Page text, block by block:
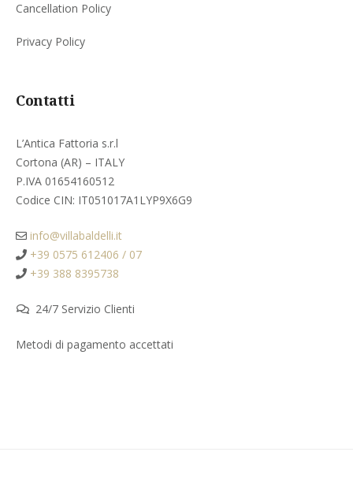
Cancellation Policy
Privacy Policy
Contatti
L’Antica Fattoria s.r.l
Cortona (AR) – ITALY
P.IVA 01654160512
Codice CIN: IT051017A1LYP9X6G9
info@villabaldelli.it
+39 0575 612406 / 07
+39 388 8395738
24/7 Servizio Clienti
Metodi di pagamento accettati